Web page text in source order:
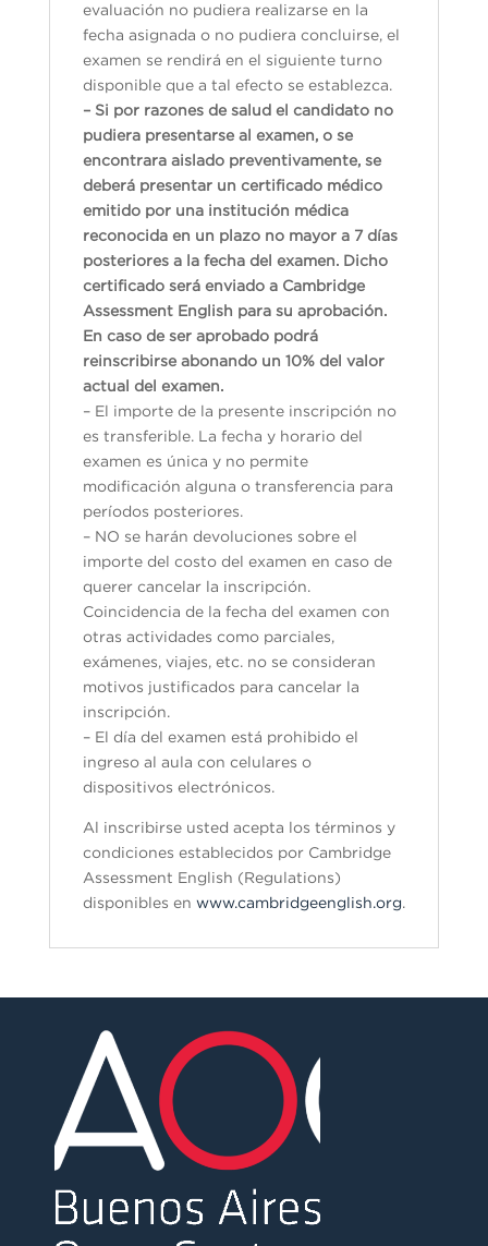
evaluación no pudiera realizarse en la
fecha asignada o no pudiera concluirse, el
examen se rendirá en el siguiente turno
disponible que a tal efecto se establezca.
– Si por razones de salud el candidato no
pudiera presentarse al examen, o se
encontrara aislado preventivamente, se
deberá presentar un certificado médico
emitido por una institución médica
reconocida en un plazo no mayor a 7 días
posteriores a la fecha del examen. Dicho
certificado será enviado a Cambridge
Assessment English para su aprobación.
En caso de ser aprobado podrá
reinscribirse abonando un 10% del valor
actual del examen.
– El importe de la presente inscripción no
es transferible. La fecha y horario del
examen es única y no permite
modificación alguna o transferencia para
períodos posteriores.
– NO se harán devoluciones sobre el
importe del costo del examen en caso de
querer cancelar la inscripción.
Coincidencia de la fecha del examen con
otras actividades como parciales,
exámenes, viajes, etc. no se consideran
motivos justificados para cancelar la
inscripción.
– El día del examen está prohibido el
ingreso al aula con celulares o
dispositivos electrónicos.
Al inscribirse usted acepta los términos y
condiciones establecidos por Cambridge
Assessment English (Regulations)
disponibles en www.cambridgeenglish.org.